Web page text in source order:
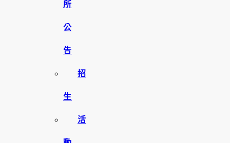
所
公
告
招
生
活